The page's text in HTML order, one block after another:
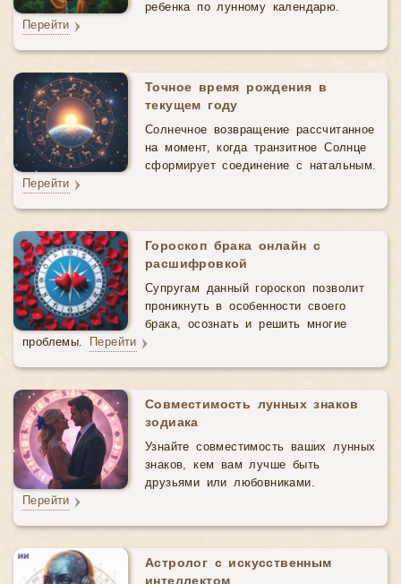
ребенка по лунному календарю.
Перейти
Точное время рождения в
текущем году
Солнечное возвращение рассчитанное
на момент, когда транзитное Солнце
сформирует соединение с натальным.
Перейти
Гороскоп брака онлайн с
расшифровкой
Супругам данный гороскоп позволит
проникнуть в особенности своего
брака, осознать и решить многие
проблемы. Перейти
Совместимость лунных знаков
зодиака
Узнайте совместимость ваших лунных
знаков, кем вам лучше быть
друзьями или любовниками.
Перейти
Астролог с искусственным